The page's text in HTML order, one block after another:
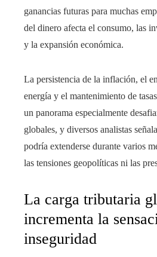
ganancias futuras para muchas
del dinero afecta el consumo, las
y la expansión económica.
La persistencia de la inflación, el
energía y el mantenimiento de
un panorama especialmente
globales, y diversos analistas
podría extenderse durante varios
las tensiones geopolíticas ni las
La carga tributaria
incrementa la
inseguridad